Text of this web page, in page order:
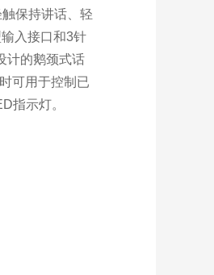
保持讲话、轻
入接口和3针
计的鹅颈式话
可用于控制已
指示灯。